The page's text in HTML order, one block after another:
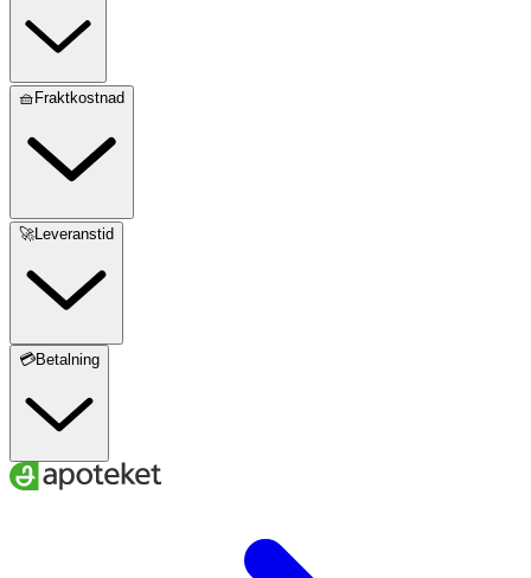
🧺Fraktkostnad
🚀Leveranstid
💳Betalning